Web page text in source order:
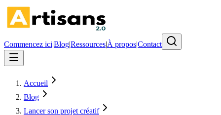
Commencez ici|Blog|Ressources|À propos|Contact
Accueil
Blog
Lancer son projet créatif